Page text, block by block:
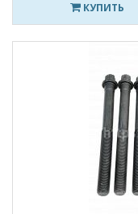
КУПИТЬ